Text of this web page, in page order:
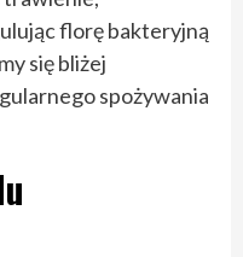
florę bakteryjną
się bliżej
spożywania